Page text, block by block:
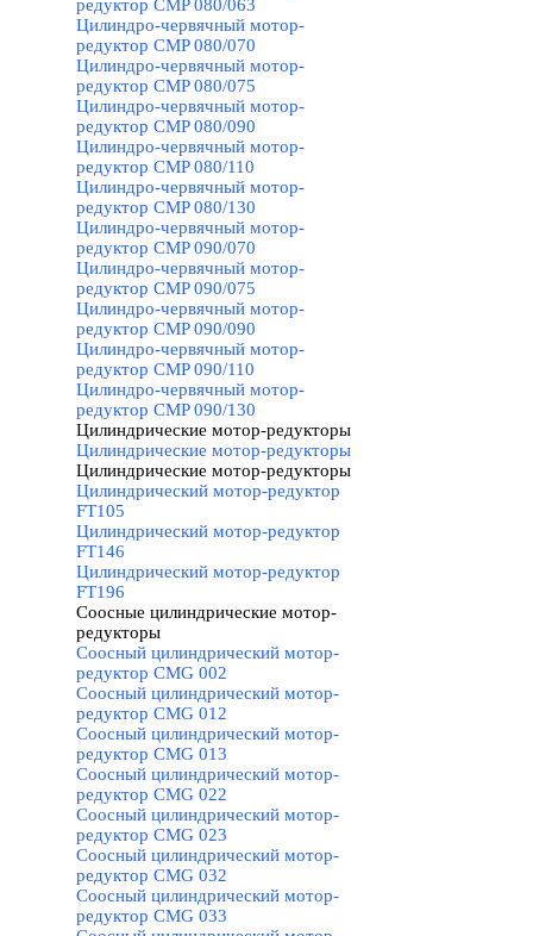
редуктор CMP 080/063
Цилиндро-червячный мотор-
редуктор CMP 080/070
Цилиндро-червячный мотор-
редуктор CMP 080/075
Цилиндро-червячный мотор-
редуктор CMP 080/090
Цилиндро-червячный мотор-
редуктор CMP 080/110
Цилиндро-червячный мотор-
редуктор CMP 080/130
Цилиндро-червячный мотор-
редуктор CMP 090/070
Цилиндро-червячный мотор-
редуктор CMP 090/075
Цилиндро-червячный мотор-
редуктор CMP 090/090
Цилиндро-червячный мотор-
редуктор CMP 090/110
Цилиндро-червячный мотор-
редуктор CMP 090/130
Цилиндрические мотор-редукторы
Цилиндрические мотор-редукторы
Цилиндрические мотор-редукторы
Цилиндрический мотор-редуктор
FT105
Цилиндрический мотор-редуктор
FT146
Цилиндрический мотор-редуктор
FT196
Соосные цилиндрические мотор-
редукторы
Соосный цилиндрический мотор-
редуктор CMG 002
Соосный цилиндрический мотор-
редуктор CMG 012
Соосный цилиндрический мотор-
редуктор CMG 013
Соосный цилиндрический мотор-
редуктор CMG 022
Соосный цилиндрический мотор-
редуктор CMG 023
Соосный цилиндрический мотор-
редуктор CMG 032
Соосный цилиндрический мотор-
редуктор CMG 033